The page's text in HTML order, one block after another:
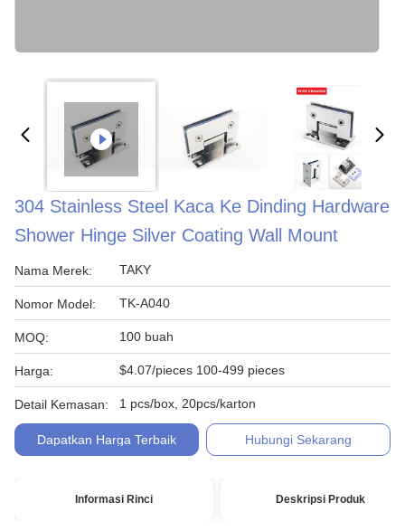
304 Stainless Steel Kaca Ke Dinding Hardware
Shower Hinge Silver Coating Wall Mount
Nama Merek: TAKY
Nomor Model: TK-A040
MOQ: 100 buah
Harga: $4.07/pieces 100-499 pieces
Detail Kemasan: 1 pcs/box, 20pcs/karton
Dapatkan Harga Terbaik Hubungi Sekarang
Informasi Rinci Deskripsi Produk